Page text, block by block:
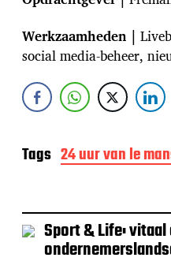
Werkzaamheden |
social media-beheer,
Tags 24 uur van le
Sport & Life: vitaal